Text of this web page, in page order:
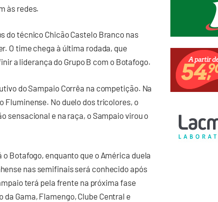
às redes.
do técnico Chicão Castelo Branco nas
O time chega à última rodada, que
a liderança do Grupo B com o Botafogo.
do Sampaio Corrêa na competição. Na
Fluminense. No duelo dos tricolores, o
sensacional e na raça, o Sampaio virou o
Botafogo, enquanto que o América duela
nas semifinais será conhecido após
terá pela frente na próxima fase
da Gama, Flamengo, Clube Central e